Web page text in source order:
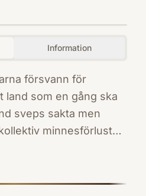
Information
försvann för
land som en gång ska
sveps sakta men
minnesförlust
I landskapet rör sig
söker sina föräldrar.